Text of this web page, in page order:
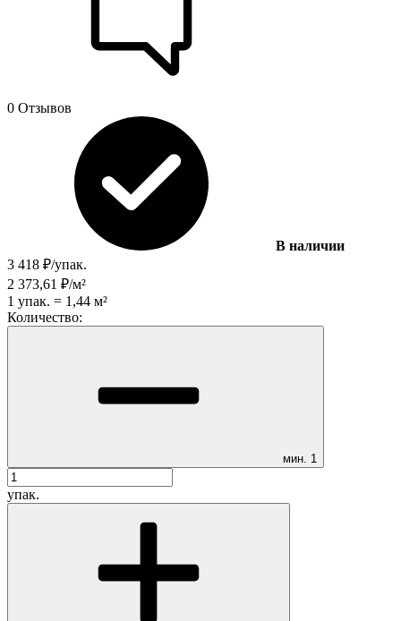
0 Отзывов
В наличии
3 418 ₽/упак.
2 373,61 ₽/м²
1 упак. = 1,44 м²
Количество:
мин. 1
упак.